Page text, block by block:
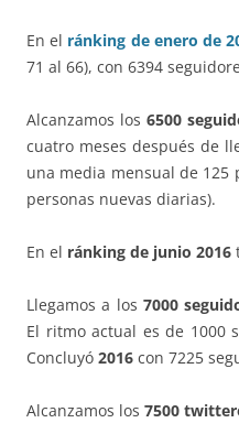
En el ránking de enero de
71 al 66), con 6394
Alcanzamos los6500
cuatro meses después de
una media mensual de 125
personas nuevas diarias).
En el ránking de junio 2016
Llegamos a los 7000
El ritmo actual es de 1000
Concluyó 2016 con 7225
Alcanzamos los7500